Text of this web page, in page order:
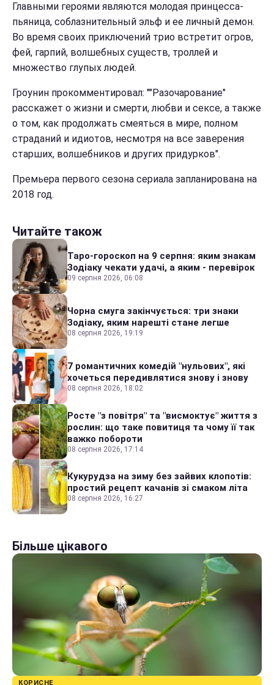
Главными героями являются молодая принцесса-
пьяница, соблазнительный эльф и ее личный демон.
Во время своих приключений трио встретит огров,
фей, гарпий, волшебных существ, троллей и
множество глупых людей.
Гроунин прокомментировал: ""Разочарование"
расскажет о жизни и смерти, любви и сексе, а также
о том, как продолжать смеяться в мире, полном
страданий и идиотов, несмотря на все заверения
старших, волшебников и других придурков".
Премьера первого сезона сериала запланирована на
2018 год.
Читайте також
Таро-гороскоп на 9 серпня: яким знакам
Зодіаку чекати удачі, а яким - перевірок
09 серпня 2026, 06:08
Чорна смуга закінчується: три знаки
Зодіаку, яким нарешті стане легше
08 серпня 2026, 19:19
7 романтичних комедій "нульових", які
хочеться передивлятися знову і знову
08 серпня 2026, 18:02
Росте "з повітря" та "висмоктує" життя з
рослин: що таке повитиця та чому її так
важко побороти
08 серпня 2026, 17:14
Кукурудза на зиму без зайвих клопотів:
простий рецепт качанів зі смаком літа
08 серпня 2026, 16:27
Більше цікавого
КОРИСНЕ